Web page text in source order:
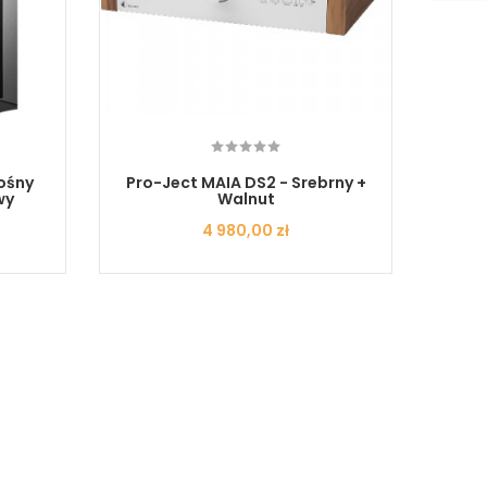
Pro-Ject MAIA DS2 - Srebrny +
Walnut
Cena
4 980,00 zł